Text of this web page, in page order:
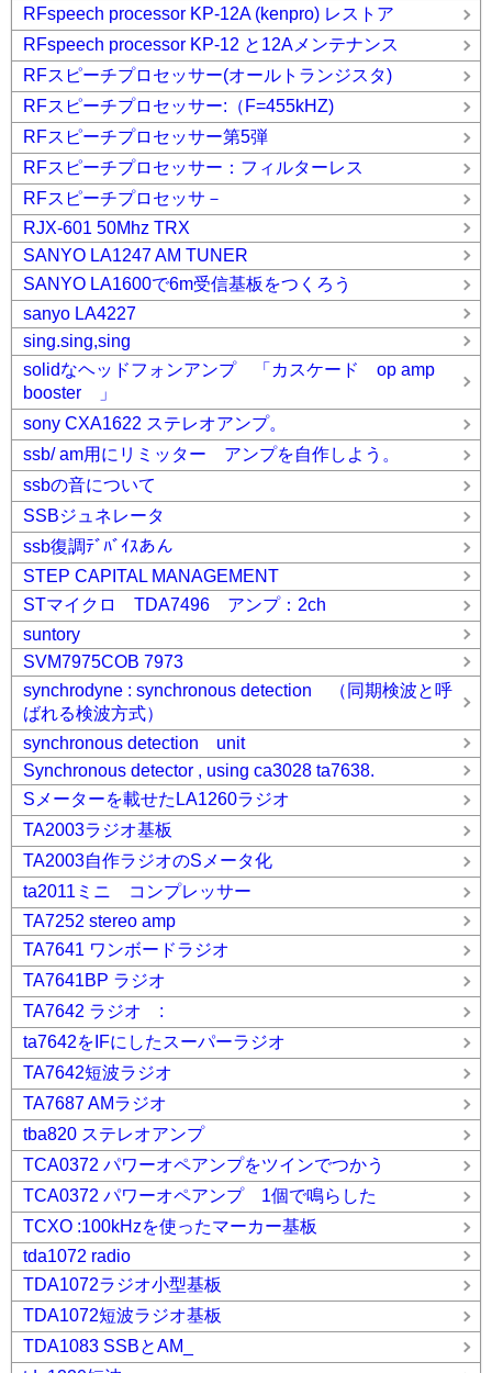
RFspeech processor KP-12A (kenpro) レストア
RFspeech processor KP-12 と12Aメンテナンス
RFスピーチプロセッサー(オールトランジスタ)
RFスピーチプロセッサー:（F=455kHZ)
RFスピーチプロセッサー第5弾
RFスピーチプロセッサー：フィルターレス
RFスピーチプロセッサ－
RJX-601 50Mhz TRX
SANYO LA1247 AM TUNER
SANYO LA1600で6m受信基板をつくろう
sanyo LA4227
sing.sing,sing
solidなヘッドフォンアンプ 「カスケード op amp
booster 」
sony CXA1622 ステレオアンプ。
ssb/ am用にリミッター アンプを自作しよう。
ssbの音について
SSBジュネレータ
ssb復調ﾃﾞﾊﾞｲｽあん
STEP CAPITAL MANAGEMENT
STマイクロ TDA7496 アンプ：2ch
suntory
SVM7975COB 7973
synchrodyne : synchronous detection （同期検波と呼
ばれる検波方式）
synchronous detection unit
Synchronous detector , using ca3028 ta7638.
Sメーターを載せたLA1260ラジオ
TA2003ラジオ基板
TA2003自作ラジオのSメータ化
ta2011ミニ コンプレッサー
TA7252 stereo amp
TA7641 ワンボードラジオ
TA7641BP ラジオ
TA7642 ラジオ :
ta7642をIFにしたスーパーラジオ
TA7642短波ラジオ
TA7687 AMラジオ
tba820 ステレオアンプ
TCA0372 パワーオペアンプをツインでつかう
TCA0372 パワーオペアンプ 1個で鳴らした
TCXO :100kHzを使ったマーカー基板
tda1072 radio
TDA1072ラジオ小型基板
TDA1072短波ラジオ基板
TDA1083 SSBとAM_